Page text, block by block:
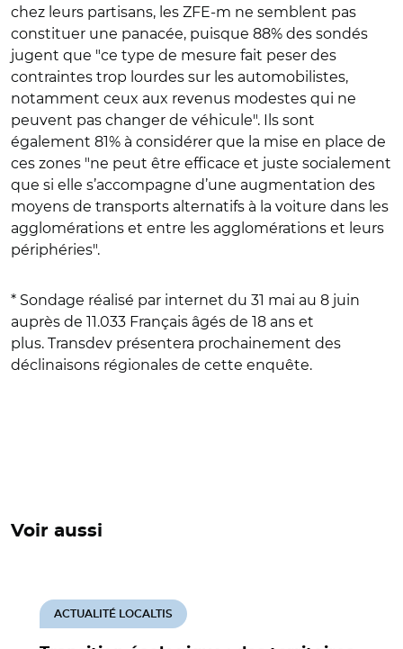
chez leurs partisans, les ZFE-m ne semblent pas
constituer une panacée, puisque 88% des sondés
jugent que "ce type de mesure fait peser des
contraintes trop lourdes sur les automobilistes,
notamment ceux aux revenus modestes qui ne
peuvent pas changer de véhicule". Ils sont
également 81% à considérer que la mise en place de
ces zones "ne peut être efficace et juste socialement
que si elle s’accompagne d’une augmentation des
moyens de transports alternatifs à la voiture dans les
agglomérations et entre les agglomérations et leurs
périphéries".
* Sondage réalisé par internet du 31 mai au 8 juin
auprès de 11.033 Français âgés de 18 ans et
plus. Transdev présentera prochainement des
déclinaisons régionales de cette enquête.
Voir aussi
ACTUALITÉ LOCALTIS